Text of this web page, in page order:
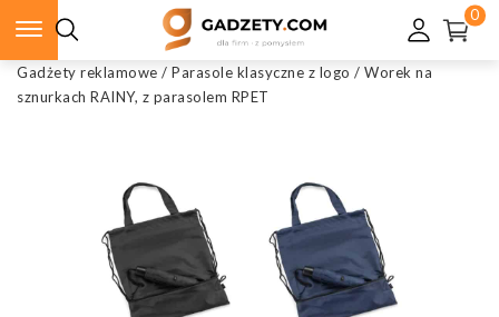
0
Gadżety reklamowe / Parasole klasyczne z logo / Worek na
sznurkach RAINY, z parasolem RPET